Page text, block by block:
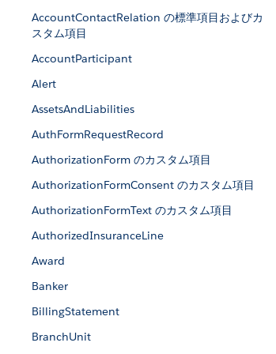
AccountContactRelation の標準項目およびカ
スタム項目
AccountParticipant
Alert
AssetsAndLiabilities
AuthFormRequestRecord
AuthorizationForm のカスタム項目
AuthorizationFormConsent のカスタム項目
AuthorizationFormText のカスタム項目
AuthorizedInsuranceLine
Award
Banker
BillingStatement
BranchUnit